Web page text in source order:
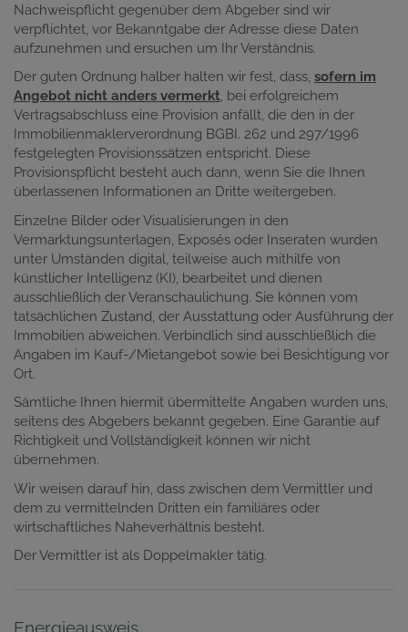
Nachweispflicht gegenüber dem Abgeber sind wir
verpflichtet, vor Bekanntgabe der Adresse diese Daten
aufzunehmen und ersuchen um Ihr Verständnis.
Der guten Ordnung halber halten wir fest, dass, sofern im
Angebot nicht anders vermerkt, bei erfolgreichem
Vertragsabschluss eine Provision anfällt, die den in der
Immobilienmaklerverordnung BGBI. 262 und 297/1996
festgelegten Provisionssätzen entspricht. Diese
Provisionspflicht besteht auch dann, wenn Sie die Ihnen
überlassenen Informationen an Dritte weitergeben.
Einzelne Bilder oder Visualisierungen in den
Vermarktungsunterlagen, Exposés oder Inseraten wurden
unter Umständen digital, teilweise auch mithilfe von
künstlicher Intelligenz (KI), bearbeitet und dienen
ausschließlich der Veranschaulichung. Sie können vom
tatsächlichen Zustand, der Ausstattung oder Ausführung der
Immobilien abweichen. Verbindlich sind ausschließlich die
Angaben im Kauf-/Mietangebot sowie bei Besichtigung vor
Ort.
Sämtliche Ihnen hiermit übermittelte Angaben wurden uns,
seitens des Abgebers bekannt gegeben. Eine Garantie auf
Richtigkeit und Vollständigkeit können wir nicht
übernehmen.
Wir weisen darauf hin, dass zwischen dem Vermittler und
dem zu vermittelnden Dritten ein familiäres oder
wirtschaftliches Naheverhältnis besteht.
Der Vermittler ist als Doppelmakler tätig.
Energieausweis